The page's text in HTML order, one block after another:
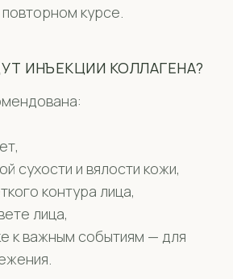
курсе.
ИНЪЕКЦИИ КОЛЛАГЕНА?
сухости и вялости кожи,
контура лица,
лица,
к важным событиям — для